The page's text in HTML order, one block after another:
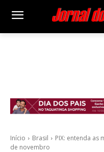
Início Brasil
PIX: entenda as
de novembro